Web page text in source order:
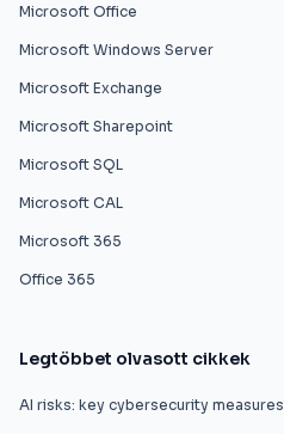
Microsoft Office
Microsoft Windows Server
Microsoft Exchange
Microsoft Sharepoint
Microsoft SQL
Microsoft CAL
Microsoft 365
Office 365
Legtöbbet olvasott cikkek
AI risks: key cybersecurity measures